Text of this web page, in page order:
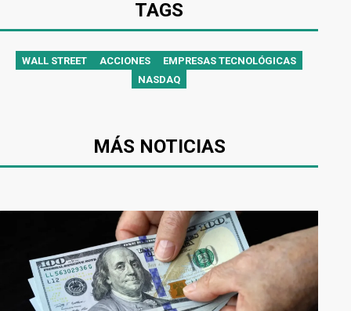
TAGS
WALL STREET ACCIONES
EMPRESAS TECNOLÓGICAS
NASDAQ
MÁS NOTICIAS